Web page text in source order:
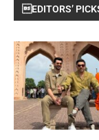
EDITORS’